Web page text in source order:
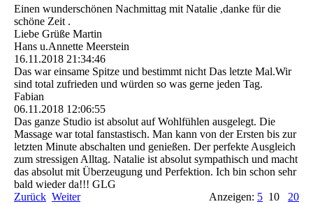
Einen wunderschönen Nachmittag mit Natalie ,danke für die
schöne Zeit .
Liebe Grüße Martin
Hans u.Annette Meerstein
16.11.2018 21:34:46
Das war einsame Spitze und bestimmt nicht Das letzte Mal.Wir
sind total zufrieden und würden so was gerne jeden Tag.
Fabian
06.11.2018 12:06:55
Das ganze Studio ist absolut auf Wohlfühlen ausgelegt. Die
Massage war total fanstastisch. Man kann von der Ersten bis zur
letzten Minute abschalten und genießen. Der perfekte Ausgleich
zum stressigen Alltag. Natalie ist absolut sympathisch und macht
das absolut mit Überzeugung und Perfektion. Ich bin schon sehr
bald wieder da!!! GLG
Zurück Weiter Anzeigen: 5 10 20